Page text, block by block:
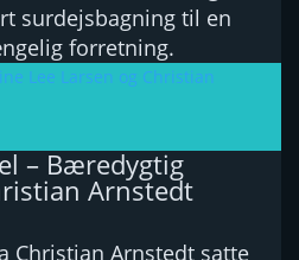
surdejsbagning til en
forretning.
– Bæredygtig
Arnstedt
Christian Arnstedt satte